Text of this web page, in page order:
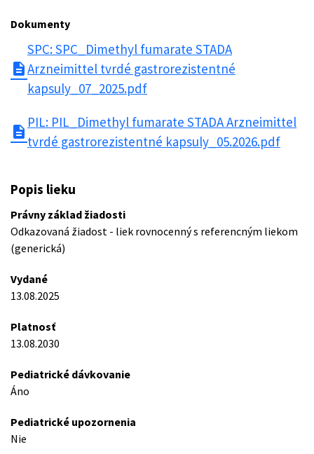
Dokumenty
description
SPC: SPC_Dimethyl fumarate STADA
Arzneimittel tvrdé gastrorezistentné
kapsuly_07_2025.pdf
description
PIL: PIL_Dimethyl fumarate STADA Arzneimittel
tvrdé gastrorezistentné kapsuly_05.2026.pdf
Popis lieku
Právny základ žiadosti
Odkazovaná žiadost - liek rovnocenný s referencným liekom
(generická)
Vydané
13.08.2025
Platnosť
13.08.2030
Pediatrické dávkovanie
Áno
Pediatrické upozornenia
Nie